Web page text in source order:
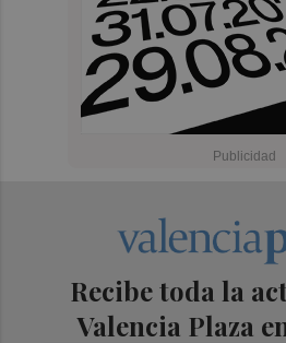
Recibe toda la
Valencia Plaza